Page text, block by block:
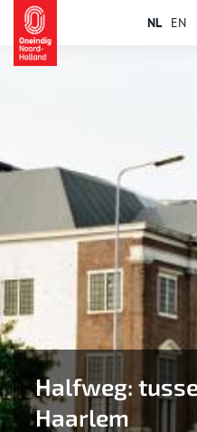
NL EN
Halfweg:
Haarlem